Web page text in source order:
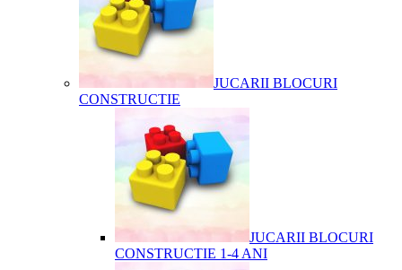
JUCARII BLOCURI
CONSTRUCTIE
JUCARII BLOCURI
CONSTRUCTIE 1-4 ANI